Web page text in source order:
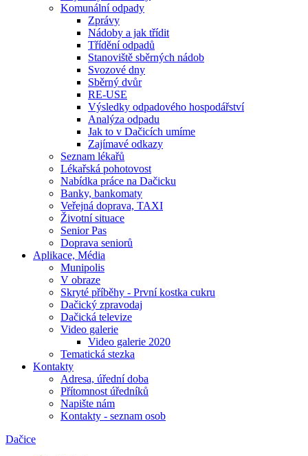
Komunální odpady
Zprávy
Nádoby a jak třídit
Třídění odpadů
Stanoviště sběrných nádob
Svozové dny
Sběrný dvůr
RE-USE
Výsledky odpadového hospodářství
Analýza odpadu
Jak to v Dačicích umíme
Zajímavé odkazy
Seznam lékařů
Lékařská pohotovost
Nabídka práce na Dačicku
Banky, bankomaty
Veřejná doprava, TAXI
Životní situace
Senior Pas
Doprava seniorů
Aplikace, Média
Munipolis
V obraze
Skryté příběhy - První kostka cukru
Dačický zpravodaj
Dačická televize
Video galerie
Video galerie 2020
Tematická stezka
Kontakty
Adresa, úřední doba
Přítomnost úředníků
Napište nám
Kontakty - seznam osob
Dačice